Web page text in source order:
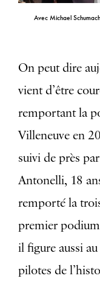
Avec Michael
On peut dire
vient d’être
remportant la
Villeneuve en
suivi de près
Antonelli, 18
remporté la
premier
ilfigure aussi
pilotes de